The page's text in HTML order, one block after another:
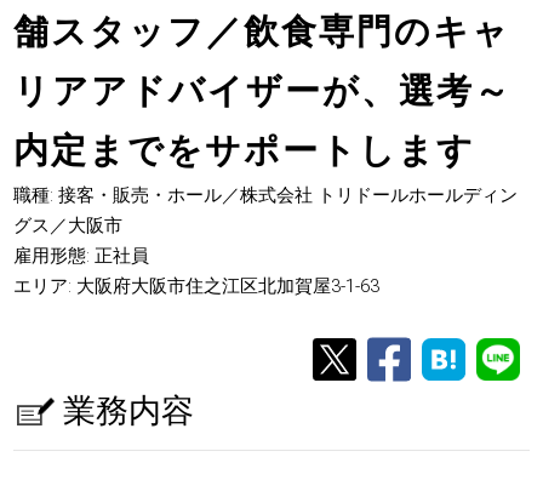
舗スタッフ／飲食専門のキャ
リアアドバイザーが、選考～
内定までをサポートします
職種: 接客・販売・ホール／株式会社 トリドールホールディン
グス／大阪市
雇用形態: 正社員
エリア: 大阪府大阪市住之江区北加賀屋3-1-63
業務内容